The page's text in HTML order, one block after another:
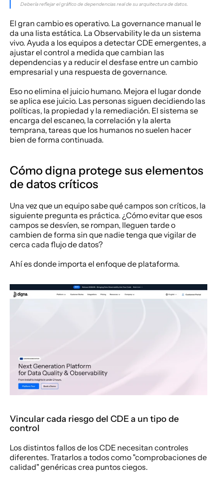
Debería reflejar el gráfico de dependencias real de su arquitectura de datos.
El gran cambio es operativo. La governance manual le
da una lista estática. La Observability le da un sistema
vivo. Ayuda a los equipos a detectar CDE emergentes, a
ajustar el control a medida que cambian las
dependencias y a reducir el desfase entre un cambio
empresarial y una respuesta de governance.
Eso no elimina el juicio humano. Mejora el lugar donde
se aplica ese juicio. Las personas siguen decidiendo las
políticas, la propiedad y la remediación. El sistema se
encarga del escaneo, la correlación y la alerta
temprana, tareas que los humanos no suelen hacer
bien de forma continuada.
Cómo digna protege sus elementos
de datos críticos
Una vez que un equipo sabe qué campos son críticos, la
siguiente pregunta es práctica. ¿Cómo evitar que esos
campos se desvíen, se rompan, lleguen tarde o
cambien de forma sin que nadie tenga que vigilar de
cerca cada flujo de datos?
Ahí es donde importa el enfoque de plataforma.
Vincular cada riesgo del CDE a un tipo de
control
Los distintos fallos de los CDE necesitan controles
diferentes. Tratarlos a todos como "comprobaciones de
calidad" genéricas crea puntos ciegos.